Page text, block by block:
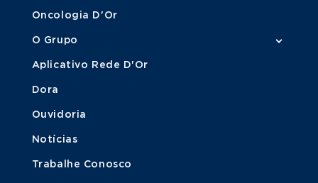
Oncologia D'Or
O Grupo
Aplicativo Rede D'Or
Dora
Ouvidoria
Notícias
Trabalhe Conosco